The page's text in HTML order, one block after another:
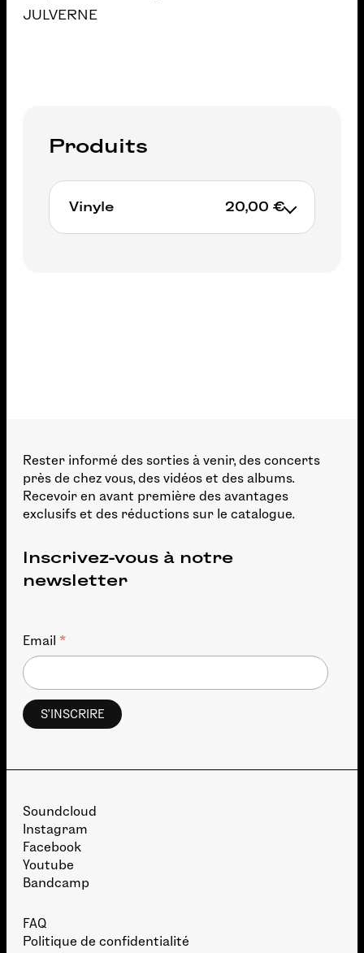
JULVERNE
Produits
Vinyle 20,00 €
Rester informé des sorties à venir, des concerts
près de chez vous, des vidéos et des albums.
Recevoir en avant première des avantages
exclusifs et des réductions sur le catalogue.
Inscrivez-vous à notre
newsletter
Email *
Soundcloud
Instagram
Facebook
Youtube
Bandcamp
FAQ
Politique de confidentialité